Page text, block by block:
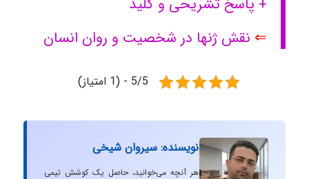
+ پاسخ تشریحی و کلید
⇐ نقش ژنها در شخصیت و روان انسان
5/5 - (1 امتیاز)
نویسنده: سیروان شیخی
هر آنچه می‌خوانید، حاصل یک کوشش تیمی